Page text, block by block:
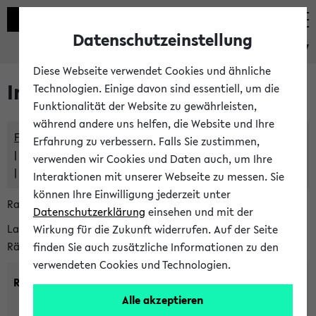
eKVV
Im eKVV verwaltete Räume
Freie Räume und Veranstaltungsüberschneidungen
Raumüberschneidungen
Hinweise der zentralen Raumvergabe
Raumanfragen:
raumvergabe@uni-bielefeld.de
Lassen Sie sich alle Räume anzeigen oder suchen Sie nach
Räumen mit bestimmten Eigenschaften:
Raumkriterien:
Datenschutzeinstellung
Diese Webseite verwendet Cookies und ähnliche
Technologien. Einige davon sind essentiell, um die
Funktionalität der Website zu gewährleisten,
während andere uns helfen, die Website und Ihre
Erfahrung zu verbessern. Falls Sie zustimmen,
verwenden wir Cookies und Daten auch, um Ihre
Interaktionen mit unserer Webseite zu messen. Sie
können Ihre Einwilligung jederzeit unter
Datenschutzerklärung einsehen und mit der
Wirkung für die Zukunft widerrufen. Auf der Seite
finden Sie auch zusätzliche Informationen zu den
verwendeten Cookies und Technologien.
Alle akzeptieren